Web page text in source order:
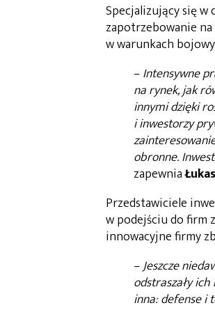
Specjalizujący się
zapotrzebowanie
w warunkach
–Intensywne
na rynek, jak
innymi dzięki
i inwestorzy
obronne.
zapewnia
Przedstawiciele
w podejściu do firm
innowacyjne firmy
–Jeszcze
odstraszały
inna: defense i